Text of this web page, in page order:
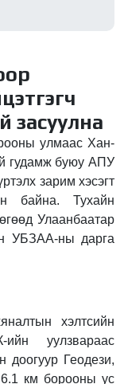
засуулна
улмаас Хан-
гудамж буюу АПУ
зарим хэсэгт
байна. Тухайн
Улаанбаатар
УБЗАА-ны дарга
хэлтсийн
уулзвараас
доогуур Геодези,
км борооны ус